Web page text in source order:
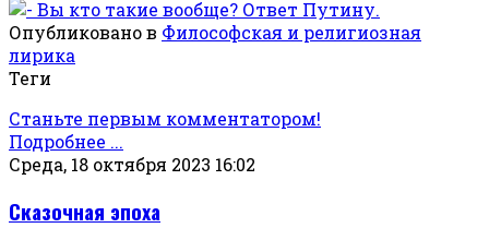
Опубликовано в Философская и религиозная
лирика
Теги
Станьте первым комментатором!
Подробнее ...
Среда, 18 октября 2023 16:02
Сказочная эпоха